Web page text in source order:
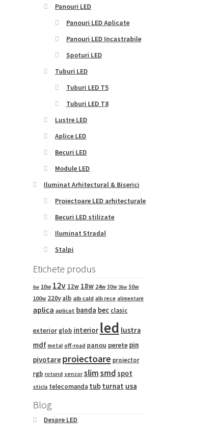
Panouri LED
Panouri LED Aplicate
Panouri LED Incastrabile
Spoturi LED
Tuburi LED
Tuburi LED T5
Tuburi LED T8
Lustre LED
Aplice LED
Becuri LED
Module LED
Iluminat Arhitectural & Biserici
Proiectoare LED arhitecturale
Becuri LED stilizate
Iluminat Stradal
Stalpi
Etichete produs
6w 10w 12v 12w 18w 24w 30w 36w 50w
100w 220v alb alb cald alb rece alimentare
aplica aplicat banda bec clasic
exterior glob interior led lustra
mdf metal off-road panou perete pin
pivotare proiectoare proiector
rgb rotund senzor slimsmd spot
sticla telecomanda tub turnat usa
Blog
Despre LED